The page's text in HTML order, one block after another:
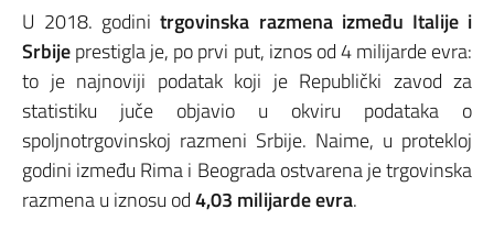
U 2018. godinitrgovinska razmena između Italije i
Srbijeprestigla je, po prvi put, iznos od 4 milijarde evra:
to je najnoviji podatak koji je Republički zavod za
statistiku juče objavio u okviru podataka o
spoljnotrgovinskoj razmeni Srbije. Naime, u protekloj
godini između Rima i Beograda ostvarena je trgovinska
razmena u iznosu od4,03 milijarde evra.